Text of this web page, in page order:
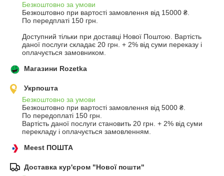
Безкоштовно за умови
Безкоштовно при вартості замовлення від 15000 ₴.
По передплаті 150 грн.
Доступний тільки при доставці Нової Поштою. Вартість
даної послуги складає 20 грн. + 2% від суми переказу і
оплачується замовником.
Магазини Rozetka
Укрпошта
Безкоштовно за умови
Безкоштовно при вартості замовлення від 5000 ₴.
По передоплаті 150 грн.
Вартість даної послуги становить 20 грн. + 2% від суми
перекладу і оплачується замовленням.
Meest ПОШТА
Доставка кур'єром "Нової пошти"